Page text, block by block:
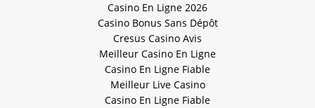
Casino En Ligne 2026
Casino Bonus Sans Dépôt
Cresus Casino Avis
Meilleur Casino En Ligne
Casino En Ligne Fiable
Meilleur Live Casino
Casino En Ligne Fiable